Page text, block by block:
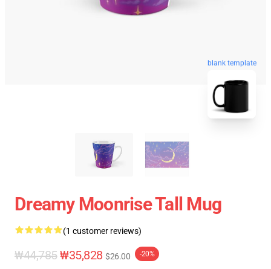
blank template
Dreamy Moonrise Tall Mug
(1 customer reviews)
₩44,785₩35,828 $26.00 -20%